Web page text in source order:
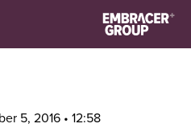
5, 2016 • 12:58